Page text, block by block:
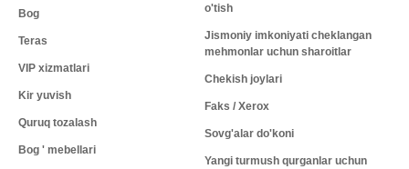
Bog
Teras
VIP xizmatlari
Kir yuvish
Quruq tozalash
Bog ' mebellari
o'tish
Jismoniy imkoniyati cheklangan
mehmonlar uchun sharoitlar
Chekish joylari
Faks / Xerox
Sovg'alar do'koni
Yangi turmush qurganlar uchun